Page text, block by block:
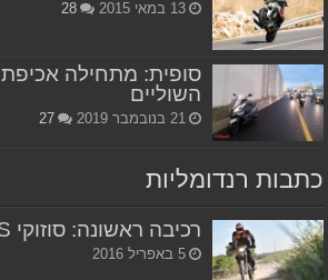
13 במאי 2015 28
סופית: מתחילה
השוליים
21 בנובמבר 2019 27
כתבות רנדומליות
רכיבה ראשונה: סוזוקי DR-Z400S
5 באפריל 2016